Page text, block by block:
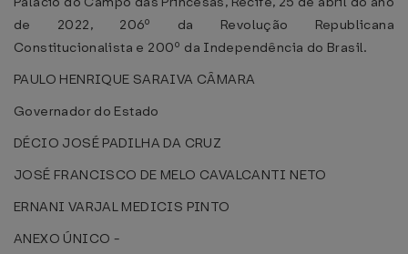
de 2022, 206º da Revolução Republicana
Constitucionalista e 200º da Independência do Brasil.
PAULO HENRIQUE SARAIVA CÂMARA
Governador do Estado
DÉCIO JOSÉ PADILHA DA CRUZ
JOSÉ FRANCISCO DE MELO CAVALCANTI NETO
ERNANI VARJAL MEDICIS PINTO
ANEXO ÚNICO -